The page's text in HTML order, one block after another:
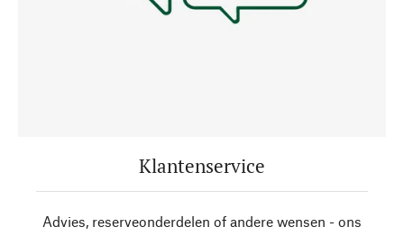
Klantenservice
Advies, reserveonderdelen of andere wensen - ons